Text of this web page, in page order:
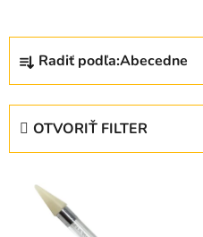
R
d
Radiť podľa:Abecedne
OTVORIŤ FILTER